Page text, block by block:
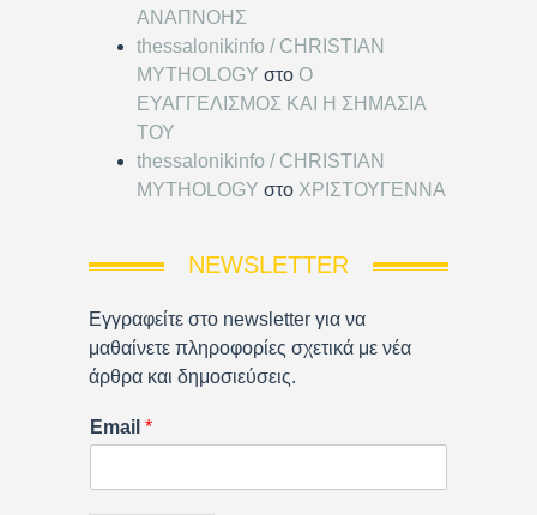
ΑΝΑΠΝΟΗΣ
thessalonikinfo / CHRISTIAN
MYTHOLOGY στο Ο
ΕΥΑΓΓΕΛΙΣΜΟΣ ΚΑΙ Η ΣΗΜΑΣΙΑ
ΤΟΥ
thessalonikinfo / CHRISTIAN
MYTHOLOGY στο ΧΡΙΣΤΟΥΓΕΝΝΑ
NEWSLETTER
Εγγραφείτε στο newsletter για να
μαθαίνετε πληροφορίες σχετικά με νέα
άρθρα και δημοσιεύσεις.
Email *